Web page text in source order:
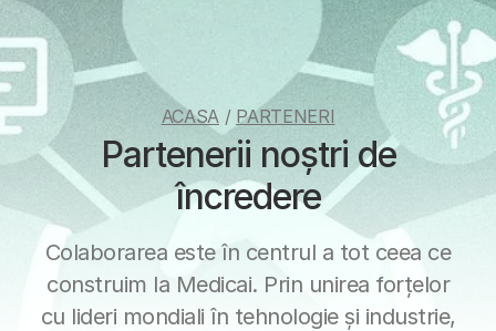
ACASA / PARTENERI
Partenerii noștri de
încredere
Colaborarea este în centrul a tot ceea ce
construim la Medicai. Prin unirea forțelor
cu lideri mondiali în tehnologie și industrie,